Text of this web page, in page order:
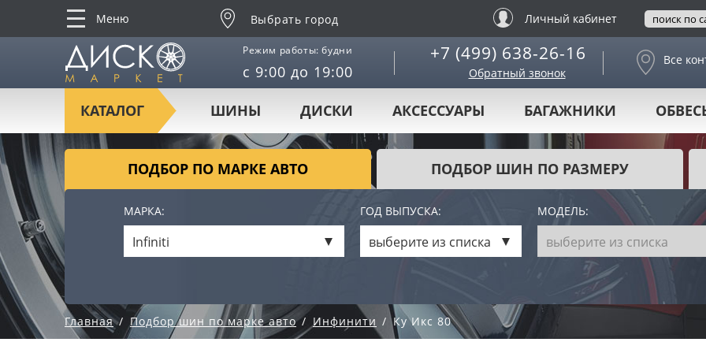
Меню Выбрать город Личный кабинет
Режим работы: будни
с 9:00 до 19:00
+7 (499) 638-26-16
Обратный звонок
Все
КАТАЛОГ ШИНЫ ДИСКИ АКСЕССУАРЫ БАГАЖНИКИ
ПОДБОР ПО МАРКЕ АВТО ПОДБОР ШИН ПО РАЗМЕРУ
МАРКА: ГОД ВЫПУСКА: МОДЕЛЬ:
Infiniti выберите из списка выберите из списка
Главная Подбор шин по марке авто Инфинити Ку Икс 80